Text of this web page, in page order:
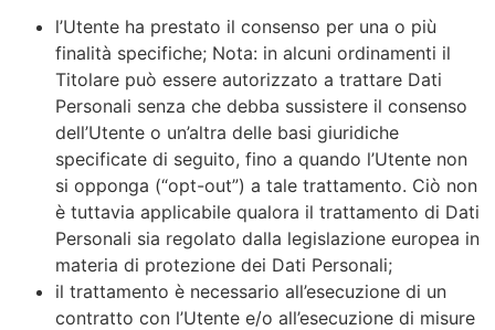
l’Utente ha prestato il consenso per una o più
finalità specifiche; Nota: in alcuni ordinamenti il
Titolare può essere autorizzato a trattare Dati
Personali senza che debba sussistere il consenso
dell’Utente o un’altra delle basi giuridiche
specificate di seguito, fino a quando l’Utente non
si opponga (“opt-out”) a tale trattamento. Ciò non
è tuttavia applicabile qualora il trattamento di Dati
Personali sia regolato dalla legislazione europea in
materia di protezione dei Dati Personali;
il trattamento è necessario all’esecuzione di un
contratto con l’Utente e/o all’esecuzione di misure